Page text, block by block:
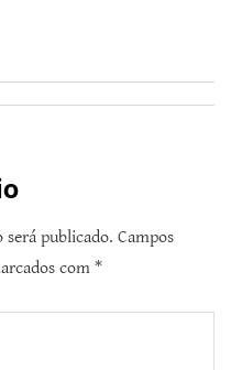
será publicado. Campos
com *